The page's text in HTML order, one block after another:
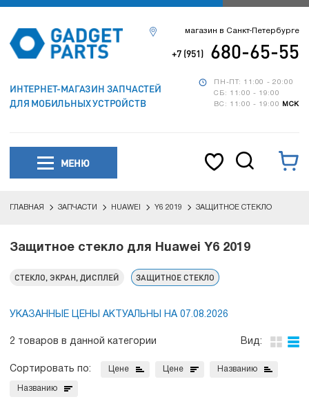
ИНТЕРНЕТ-МАГАЗИН ЗАПЧАСТЕЙ
ДЛЯ МОБИЛЬНЫХ УСТРОЙСТВ
ПН-ПТ: 11:00 - 20:00
СБ: 11:00 - 19:00
ВС: 11:00 - 19:00
МСК
магазин в Санкт-Петербурге
+7 (951) 680-65-55
МЕНЮ
ГЛАВНАЯ ЗАПЧАСТИ HUAWEI Y6 2019 ЗАЩИТНОЕ СТЕКЛО
Защитное стекло для Huawei Y6 2019
СТЕКЛО, ЭКРАН, ДИСПЛЕЙ ЗАЩИТНОЕ СТЕКЛО
УКАЗАННЫЕ ЦЕНЫ АКТУАЛЬНЫ НА 07.08.2026
2 товаров в данной категории Вид:
Сортировать по: Цене Цене Названию
Названию